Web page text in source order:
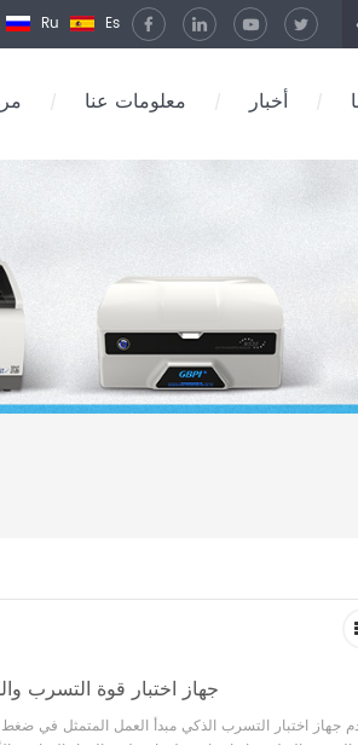
Ru Es
/ معلومات عنا / أخبار /
جهاز اختبار قوة التسرب
جهاز اختبار التسرب الذكي مبدأ العمل المتمثل في ضغط